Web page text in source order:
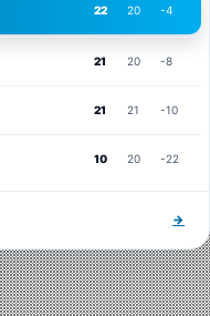
22 20 -4
21 20 -8
21 21 -10
10 20 -22
→